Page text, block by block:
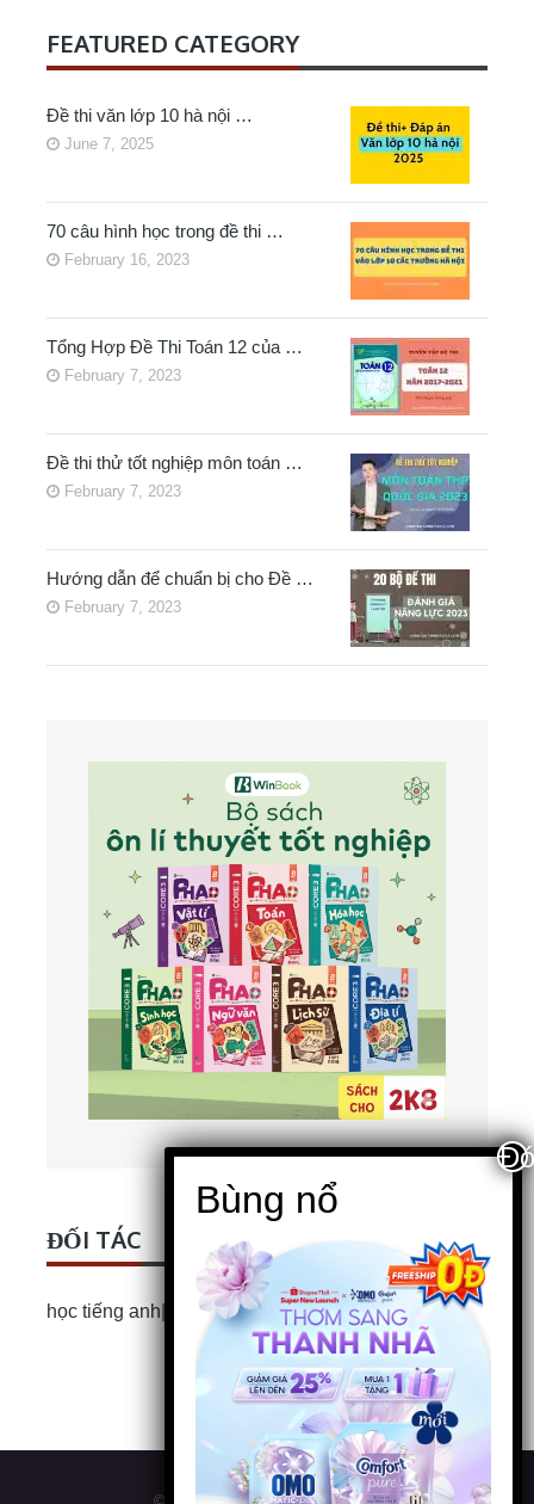
FEATURED CATEGORY
Đề thi văn lớp 10 hà nội …
June 7, 2025
70 câu hình học trong đề thi …
February 16, 2023
Tổng Hợp Đề Thi Toán 12 của …
February 7, 2023
Đề thi thử tốt nghiệp môn toán …
February 7, 2023
Hướng dẫn để chuẩn bị cho Đề …
February 7, 2023
ĐỐI TÁC
học tiếng anh Bài luận Tiếng Anh